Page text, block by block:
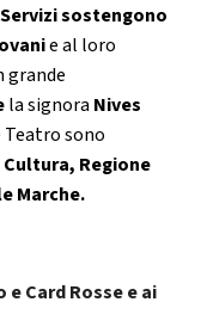
sostengono
e al loro
grande
la signora Nives
sono
Regione
Marche.
e Card Rosse e ai